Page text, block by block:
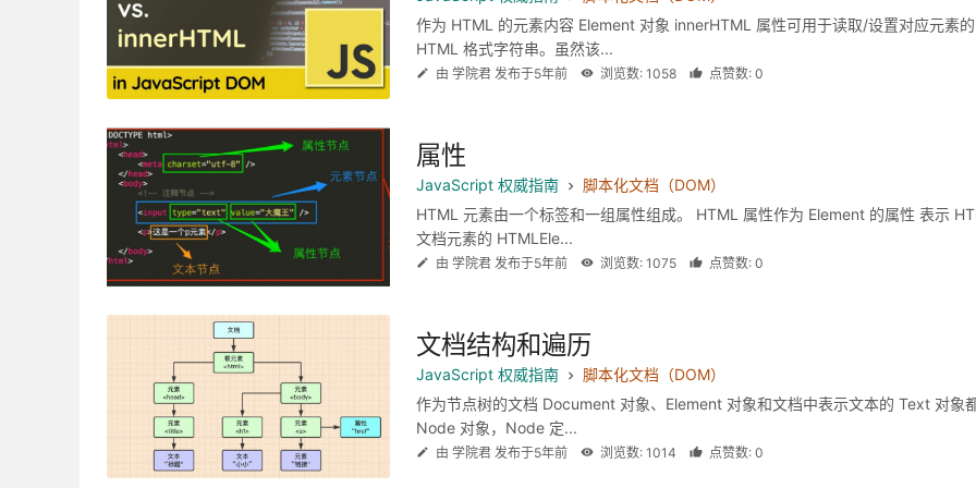
作为 HTML 的元素内容 Element 对象 innerHTML 属性可用于读取/设置对应元素的
HTML 格式字符串。虽然该...
由 学院君 发布于5年前 浏览数: 1058 点赞数: 0
属性
JavaScript 权威指南
脚本化文档（DOM）
HTML 元素由一个标签和一组属性组成。 HTML 属性作为 Element 的属性 表示
文档元素的 HTMLEle...
由 学院君 发布于5年前 浏览数: 1075 点赞数: 0
文档结构和遍历
JavaScript 权威指南
脚本化文档（DOM）
作为节点树的文档 Document 对象、Element 对象和文档中表示文本的 Text 对象
Node 对象，Node 定...
由 学院君 发布于5年前 浏览数: 1014 点赞数: 0